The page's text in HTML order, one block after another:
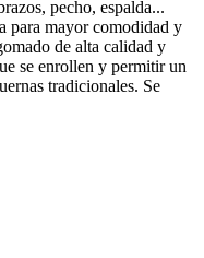
pecho, espalda...
para mayor comodidad y
de alta calidad y
se enrollen y permitir un
tradicionales. Se